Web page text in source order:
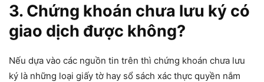
3. Chứng khoán chưa lưu ký có
giao dịch được không?
Nếu dựa vào các nguồn tin trên thì chứng khoán chưa lưu
ký là những loại giấy tờ hay sổ sách xác thực quyền nắm